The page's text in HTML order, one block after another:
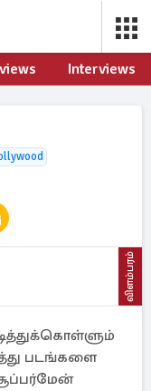
Interviews
விளம்பரம்
படங்களை